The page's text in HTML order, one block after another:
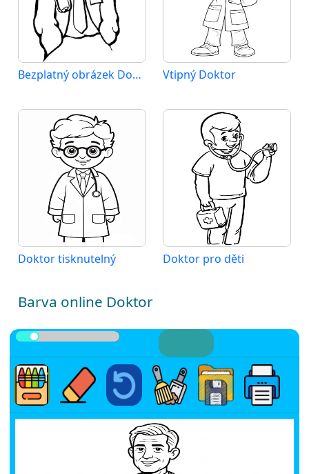
Bezplatný obrázek Doktore Vtipný Doktor
Doktor tisknutelný Doktor pro děti
Barva online Doktor